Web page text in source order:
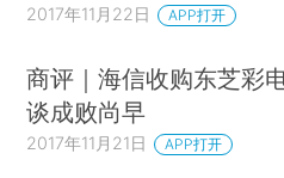
2017年11月22日 APP打开
商评｜海信收购东芝彩
谈成败尚早
2017年11月21日 APP打开